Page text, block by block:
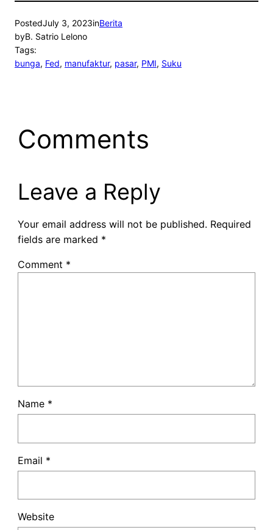
PostedJuly 3, 2023inBerita
byB. Satrio Lelono
Tags:
bunga, Fed, manufaktur, pasar, PMI, Suku
Comments
Leave a Reply
Your email address will not be published. Required
fields are marked *
Comment *
Name *
Email *
Website